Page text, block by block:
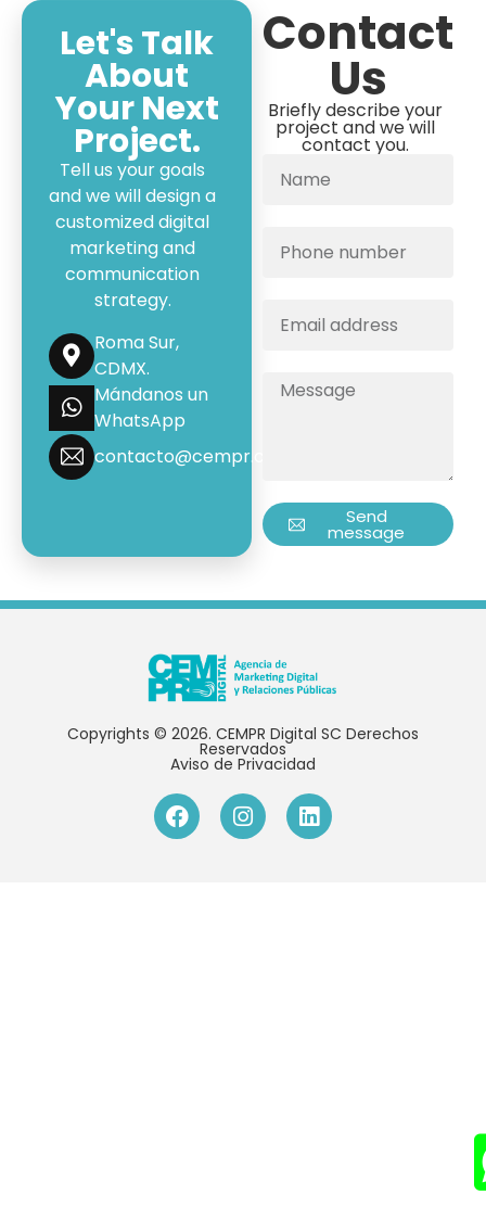
Let's Talk
About
Your Next
Project.
Tell us your goals
and we will design a
customized digital
marketing and
communication
strategy.
Roma Sur,
CDMX.
Mándanos un
WhatsApp
contacto@cempr.com.mx
Contact
Us
Briefly describe your
project and we will
contact you.
Send
message
Copyrights © 2026. CEMPR Digital SC Derechos
Reservados
Aviso de Privacidad